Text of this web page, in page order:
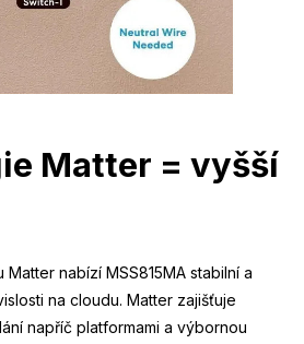
Matter = vyšší
nabízí MSS815MA stabilní a
na cloudu. Matter zajišťuje
napříč platformami a výbornou